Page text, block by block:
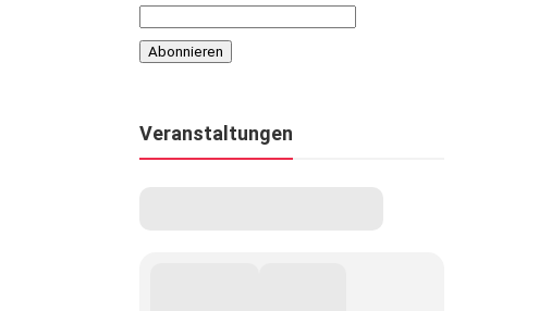
Veranstaltungen